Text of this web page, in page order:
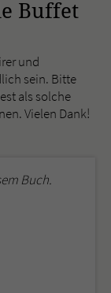
Buffet
und
sein. Bitte
als solche
Vielen Dank!
Buch.